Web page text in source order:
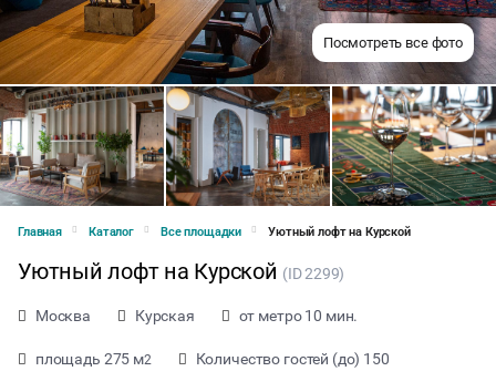
Посмотреть все фото
Главная Каталог Все площадки Уютный лофт на Курской
Уютный лофт на Курской (ID 2299)
Москва Курская от метро 10 мин.
площадь 275 м2 Количество гостей (до) 150